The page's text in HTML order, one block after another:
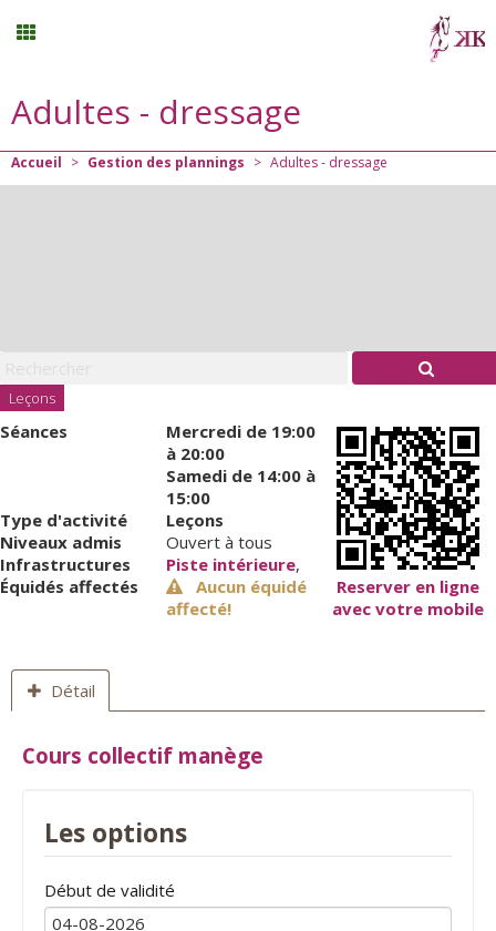
Stages vacances
0 Panier
Adultes - dressage
Accueil > Gestion des plannings > Adultes - dressage
Leçons
Reserver en ligne
avec votre mobile
Séances Mercredi de 19:00
à 20:00
Samedi de 14:00 à
15:00
Type d'activité
Leçons
Niveaux admis
Ouvert à tous
Infrastructures
Piste intérieure,
Équidés affectés
Aucun équidé
affecté!
Détail
Cours collectif manège
Les options
Début de validité